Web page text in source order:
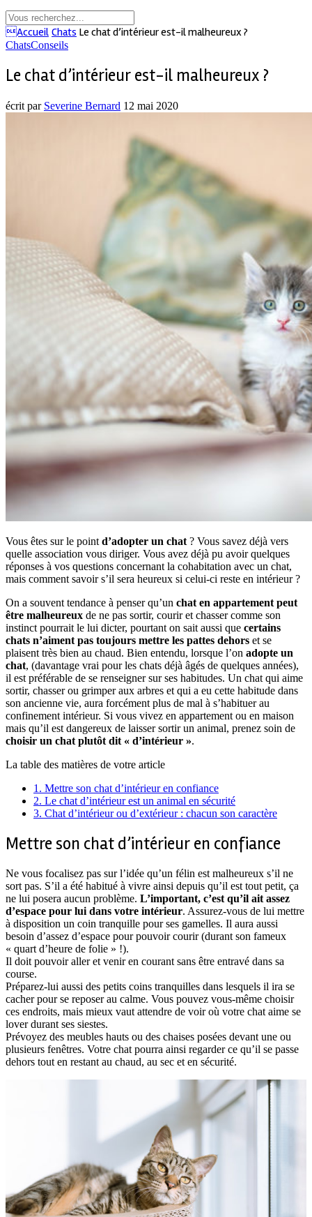
Accueil Chats Le chat d’intérieur est-il malheureux ?
ChatsConseils
Le chat d’intérieur est-il malheureux ?
écrit par Severine Bernard 12 mai 2020
Vous êtes sur le point d’adopter un chat ? Vous savez déjà vers
quelle association vous diriger. Vous avez déjà pu avoir quelques
réponses à vos questions concernant la cohabitation avec un chat,
mais comment savoir s’il sera heureux si celui-ci reste en intérieur ?
On a souvent tendance à penser qu’un chat en appartement peut
être malheureux de ne pas sortir, courir et chasser comme son
instinct pourrait le lui dicter, pourtant on sait aussi que certains
chats n’aiment pas toujours mettre les pattes dehors et se
plaisent très bien au chaud. Bien entendu, lorsque l’on adopte un
chat, (davantage vrai pour les chats déjà âgés de quelques années),
il est préférable de se renseigner sur ses habitudes. Un chat qui aime
sortir, chasser ou grimper aux arbres et qui a eu cette habitude dans
son ancienne vie, aura forcément plus de mal à s’habituer au
confinement intérieur. Si vous vivez en appartement ou en maison
mais qu’il est dangereux de laisser sortir un animal, prenez soin de
choisir un chat plutôt dit « d’intérieur ».
La table des matières de votre article
1. Mettre son chat d’intérieur en confiance
2. Le chat d’intérieur est un animal en sécurité
3. Chat d’intérieur ou d’extérieur : chacun son caractère
Mettre son chat d’intérieur en confiance
Ne vous focalisez pas sur l’idée qu’un félin est malheureux s’il ne
sort pas. S’il a été habitué à vivre ainsi depuis qu’il est tout petit, ça
ne lui posera aucun problème. L’important, c’est qu’il ait assez
d’espace pour lui dans votre intérieur. Assurez-vous de lui mettre
à disposition un coin tranquille pour ses gamelles. Il aura aussi
besoin d’assez d’espace pour pouvoir courir (durant son fameux
« quart d’heure de folie » !).
Il doit pouvoir aller et venir en courant sans être entravé dans sa
course.
Préparez-lui aussi des petits coins tranquilles dans lesquels il ira se
cacher pour se reposer au calme. Vous pouvez vous-même choisir
ces endroits, mais mieux vaut attendre de voir où votre chat aime se
lover durant ses siestes.
Prévoyez des meubles hauts ou des chaises posées devant une ou
plusieurs fenêtres. Votre chat pourra ainsi regarder ce qu’il se passe
dehors tout en restant au chaud, au sec et en sécurité.